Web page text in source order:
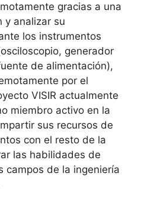
gracias a una
y analizar su
los instrumentos
generador
de alimentación),
por el
VISIR actualmente
miembro activo en la
sus recursos de
con el resto de la
las habilidades de
campos de la ingeniería